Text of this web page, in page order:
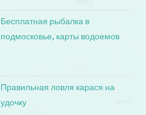
Бесплатная рыбалка в
подмосковье, карты водоемов
Правильная ловля карася на
удочку